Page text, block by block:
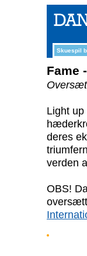
Skuespil
Fame
Light
deres
verden
OBS!